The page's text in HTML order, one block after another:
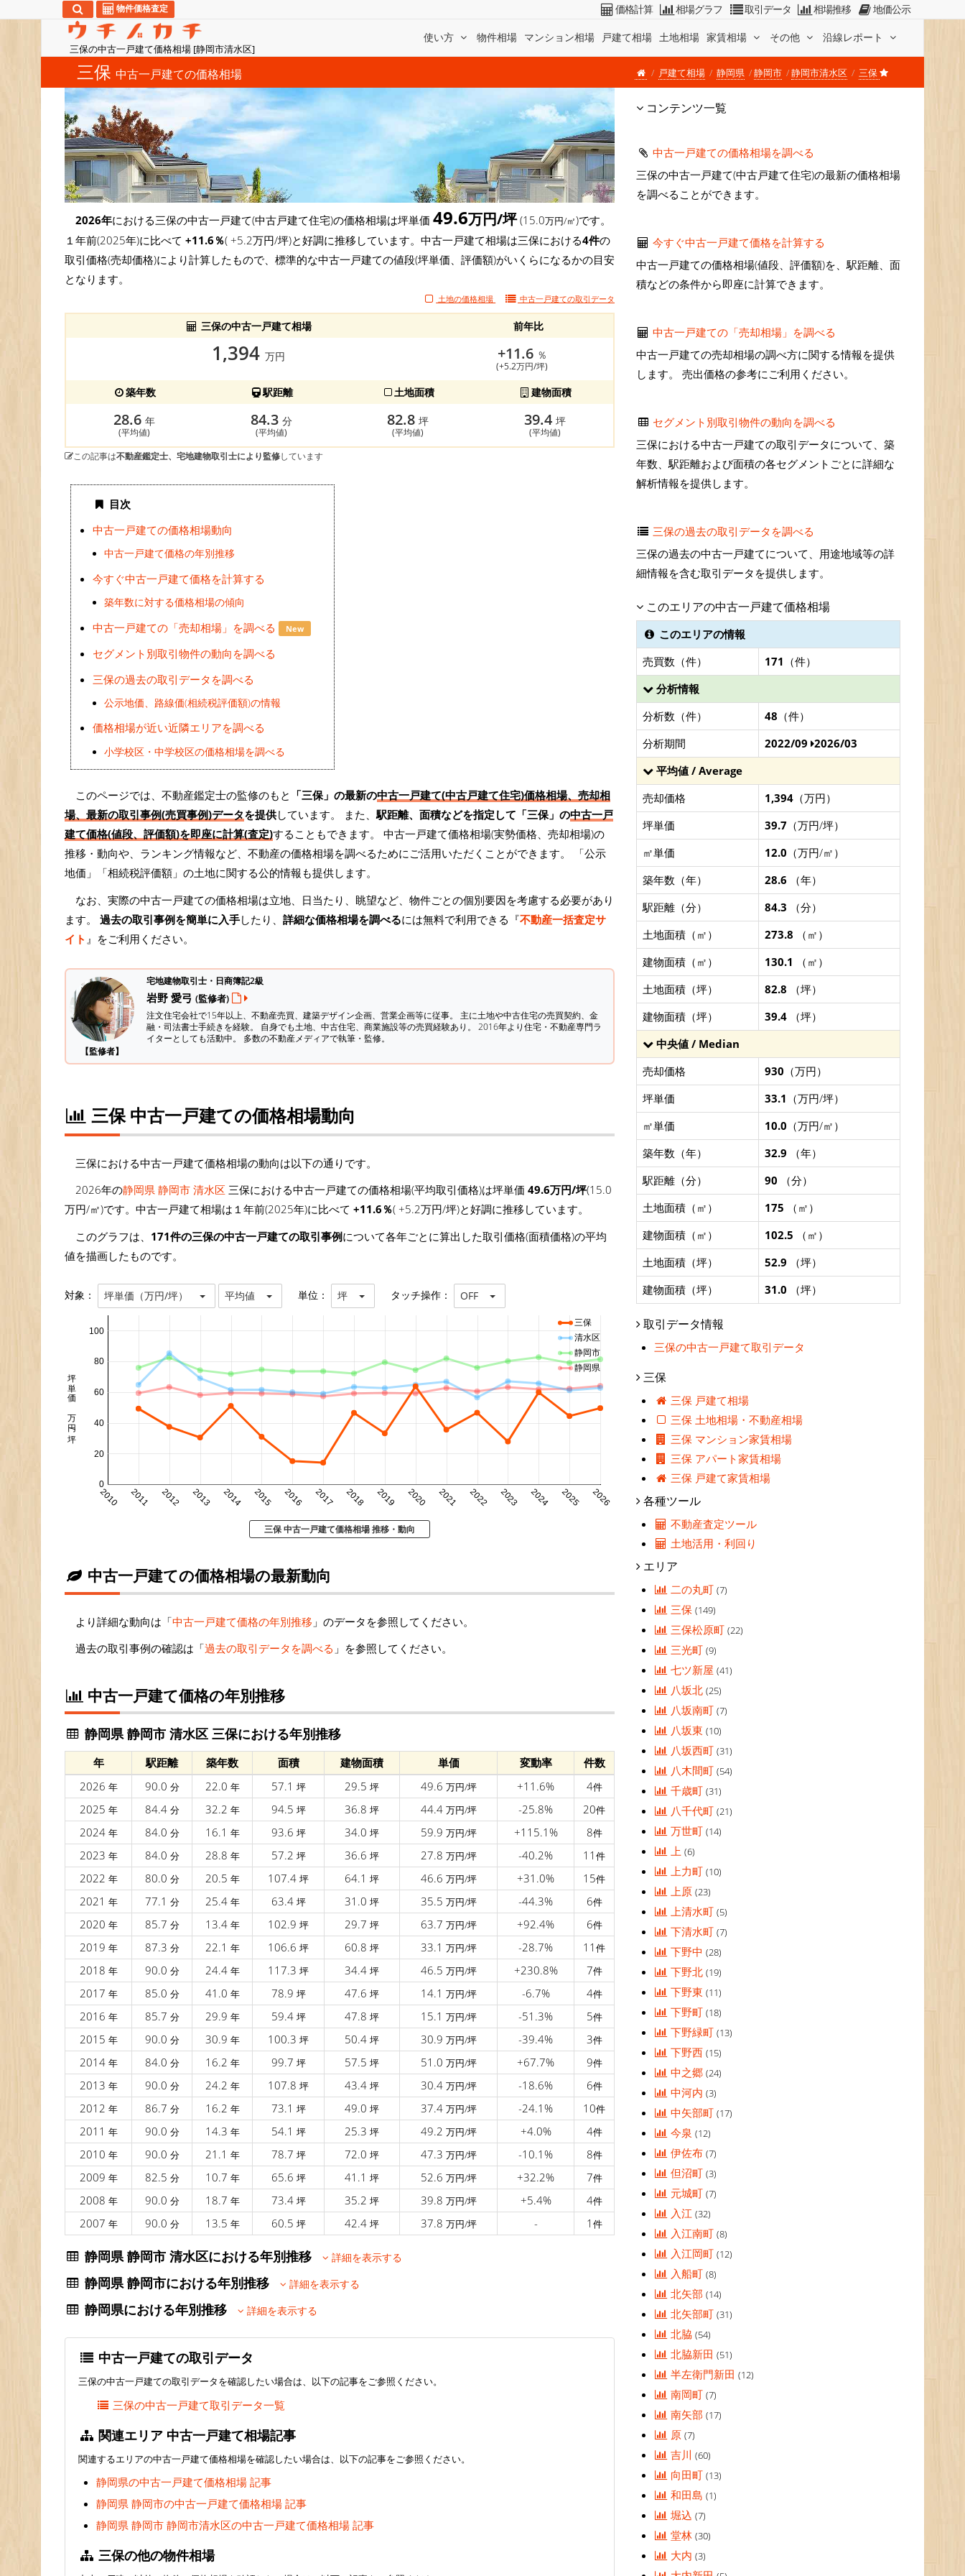
三保の中古一戸建て価格相場 [静岡市清水区]
使い方 物件相場 マンション相場 戸建て相場 土地相場 家賃相場 その他 沿線レポート
物件価格査定 価格計算 相場グラフ 取引データ 相場推移 地価公示
三保 中古一戸建ての価格相場 戸建て相場 静岡県 静岡市 静岡市清水区 三保
2026年における三保の中古一戸建て(中古戸建て住宅)の価格相場は坪単価 49.6万円/坪(15.0万円/㎡)です。
１年前(2025年)に比べて +11.6％( +5.2万円/坪)と好調に推移しています。中古一戸建て相場は三保における4件の
取引価格(売却価格)により計算したもので、標準的な中古一戸建ての値段(坪単価、評価額)がいくらになるかの目安
となります。
土地の価格相場 中古一戸建ての取引データ
三保の中古一戸建て相場 前年比
1,394 万円 +11.6 ％
(+5.2万円/坪)
築年数 駅距離 土地面積 建物面積
28.6年
(平均値)
84.3 分
(平均値)
82.8坪
(平均値)
39.4 坪
(平均値)
この記事は不動産鑑定士、宅地建物取引士により監修しています
目次
中古一戸建ての価格相場動向
中古一戸建て価格の年別推移
今すぐ中古一戸建て価格を計算する
築年数に対する価格相場の傾向
中古一戸建ての「売却相場」を調べる New
セグメント別取引物件の動向を調べる
三保の過去の取引データを調べる
公示地価、路線価(相続税評価額)の情報
価格相場が近い近隣エリアを調べる
小学校区・中学校区の価格相場を調べる
このページでは、不動産鑑定士の監修のもと 「三保」の最新の中古一戸建て(中古戸建て住宅)価格相場、売却相
場、最新の取引事例(売買事例)データを提供しています。 また、駅距離、面積などを指定して「三保」の中古一戸
建て価格(値段、評価額)を即座に計算(査定)することもできます。 中古一戸建て価格相場(実勢価格、売却相場)の
推移・動向や、ランキング情報など、不動産の価格相場を調べるためにご活用いただくことができます。
「公示
地価」「相続税評価額」の土地に関する公的情報も提供します。
なお、実際の中古一戸建ての価格相場は立地、日当たり、眺望など、物件ごとの個別要因を考慮する必要があり
ます。 過去の取引事例を簡単に入手したり、 詳細な価格相場を調べるには無料で利用できる『不動産一括査定サ
イト 』をご利用ください。
【監修者】
宅地建物取引士・日商簿記2級
岩野 愛弓 (監修者)
注文住宅会社で15年以上、不動産売買、建築デザイン企画、営業企画等に従事。 主に土地や中古住宅の売買契約、金
融・司法書士手続きを経験。 自身でも土地、中古住宅、商業施設等の売買経験あり。 2016年より住宅・不動産専門ラ
イターとしても活動中。 多数の不動産メディアで執筆・監修。
三保 中古一戸建ての価格相場動向
三保における中古一戸建て価格相場の動向は以下の通りです。
2026年の静岡県 静岡市 清水区 三保における中古一戸建ての価格相場(平均取引価格)は坪単価 49.6万円/坪(15.0
万円/㎡)です。中古一戸建て相場は１年前(2025年)に比べて +11.6％( +5.2万円/坪)と好調に推移しています。
このグラフは、 171件の三保の中古一戸建ての取引事例について各年ごとに算出した取引価格(面積価格)の平均
値を描画したものです。
対象： 坪単価（万円/坪） 平均値 単位： 坪 タッチ操作： OFF
2010 2011 2012 2013 2014 2015 2016 2017 2018 2019 2020 2021 2022 2023 2024 2025 2026
0
20
40
60
80
100
坪単価 万円/坪
三保
清水区
静岡市
静岡県
三保 中古一戸建て価格相場 推移・動向
中古一戸建ての価格相場の最新動向
より詳細な動向は「中古一戸建て価格の年別推移 」のデータを参照してください。
過去の取引事例の確認は「過去の取引データを調べる 」を参照してください。
中古一戸建て価格の年別推移
静岡県 静岡市 清水区 三保における年別推移
年 駅距離 築年数 面積 建物面積 単価 変動率
件数
2026 年 90.0 分 22.0 年 57.1 坪 29.5 坪 49.6 万円/坪 +11.6% 4件
2025 年 84.4 分 32.2 年 94.5 坪 36.8 坪 44.4 万円/坪 -25.8% 20件
2024 年 84.0 分 16.1 年 93.6 坪 34.0 坪 59.9 万円/坪 +115.1% 8件
2023 年 84.0 分 28.8 年 57.2 坪 36.6 坪 27.8 万円/坪 -40.2% 11 件
2022 年 80.0 分 20.5 年 107.4 坪 64.1 坪 46.6 万円/坪 +31.0% 15件
2021 年 77.1 分 25.4 年 63.4 坪 31.0 坪 35.5 万円/坪 -44.3% 6件
2020 年 85.7 分 13.4 年 102.9 坪 29.7 坪 63.7 万円/坪 +92.4% 6件
2019 年 87.3 分 22.1 年 106.6 坪 60.8 坪 33.1 万円/坪 -28.7% 11 件
2018 年 90.0 分 24.4 年 117.3 坪 34.4 坪 46.5 万円/坪 +230.8% 7件
2017 年 85.0 分 41.0 年 78.9 坪 47.6 坪 14.1 万円/坪 -6.7% 4件
2016 年 85.7 分 29.9 年 59.4 坪 47.8 坪 15.1 万円/坪 -51.3% 5件
2015 年 90.0 分 30.9 年 100.3 坪 50.4 坪 30.9 万円/坪 -39.4% 3件
2014 年 84.0 分 16.2 年 99.7 坪 57.5 坪 51.0 万円/坪 +67.7% 9件
2013 年 90.0 分 24.2 年 107.8 坪 43.4 坪 30.4 万円/坪 -18.6% 6件
2012 年 86.7 分 16.2 年 73.1 坪 49.0 坪 37.4 万円/坪 -24.1% 10件
2011 年 90.0 分 14.3 年 54.1 坪 25.3 坪 49.2 万円/坪 +4.0% 4件
2010 年 90.0 分 21.1 年 78.7 坪 72.0 坪 47.3 万円/坪 -10.1% 8件
2009 年 82.5 分 10.7 年 65.6 坪 41.1 坪 52.6 万円/坪 +32.2% 7件
2008 年 90.0 分 18.7 年 73.4 坪 35.2 坪 39.8 万円/坪 +5.4% 4件
2007 年 90.0 分 13.5 年 60.5 坪 42.4 坪 37.8 万円/坪 - 1 件
静岡県 静岡市 清水区における年別推移 詳細を表示する
静岡県 静岡市における年別推移 詳細を表示する
静岡県における年別推移 詳細を表示する
中古一戸建ての取引データ
三保の中古一戸建ての取引データを確認したい場合は、以下の記事をご参照ください。
三保の中古一戸建て取引データ一覧
関連エリア 中古一戸建て相場記事
関連するエリアの中古一戸建て価格相場を確認したい場合は、以下の記事をご参照ください。
静岡県の中古一戸建て価格相場 記事
静岡県 静岡市の中古一戸建て価格相場 記事
静岡県 静岡市 静岡市清水区の中古一戸建て価格相場 記事
三保の他の物件相場
コンテンツ一覧
中古一戸建ての価格相場を調べる
三保の中古一戸建て(中古戸建て住宅)の最新の価格相場
を調べることができます。
今すぐ中古一戸建て価格を計算する
中古一戸建ての価格相場(値段、評価額)を、駅距離、面
積などの条件から即座に計算できます。
中古一戸建ての「売却相場」を調べる
中古一戸建ての売却相場の調べ方に関する情報を提供
します。 売出価格の参考にご利用ください。
セグメント別取引物件の動向を調べる
三保における中古一戸建ての取引データについて、築
年数、駅距離および面積の各セグメントごとに詳細な
解析情報を提供します。
三保の過去の取引データを調べる
三保の過去の中古一戸建てについて、用途地域等の詳
細情報を含む取引データを提供します。
このエリアの中古一戸建て価格相場
このエリアの情報
売買数（件）
171 （件）
分析情報
分析数（件）
48 （件）
分析期間
2022/09 2026/03
平均値 / Average
売却価格
1,394 （万円）
坪単価
39.7 （万円/坪）
㎡単価
12.0 （万円/㎡）
築年数（年）
28.6 （年）
駅距離（分）
84.3 （分）
土地面積（㎡）
273.8 （㎡）
建物面積（㎡）
130.1 （㎡）
土地面積（坪）
82.8 （坪）
建物面積（坪）
39.4 （坪）
中央値 / Median
売却価格
930 （万円）
坪単価
33.1 （万円/坪）
㎡単価
10.0 （万円/㎡）
築年数（年）
32.9 （年）
駅距離（分）
90 （分）
土地面積（㎡）
175 （㎡）
建物面積（㎡）
102.5 （㎡）
土地面積（坪）
52.9 （坪）
建物面積（坪）
31.0 （坪）
取引データ情報
三保の中古一戸建て取引データ
三保
三保 戸建て相場
三保 土地相場・不動産相場
三保 マンション家賃相場
三保 アパート家賃相場
三保 戸建て家賃相場
各種ツール
不動産査定ツール
土地活用・利回り
エリア
二の丸町(7)
三保(149)
三保松原町(22)
三光町(9)
七ツ新屋(41)
八坂北(25)
八坂南町(7)
八坂東(10)
八坂西町(31)
八木間町(54)
千歳町(31)
八千代町(21)
万世町(14)
上(6)
上力町(10)
上原(23)
上清水町(5)
下清水町(7)
下野中(28)
下野北(19)
下野東(11)
下野町(18)
下野緑町(13)
下野西(15)
中之郷(24)
中河内(3)
中矢部町(17)
今泉(12)
伊佐布(7)
但沼町(3)
元城町(7)
入江(32)
入江南町(8)
入江岡町(12)
入船町(8)
北矢部(14)
北矢部町(31)
北脇(54)
北脇新田(51)
半左衛門新田(12)
南岡町(7)
南矢部(17)
原(7)
吉川(60)
向田町(13)
和田島(1)
堀込(7)
堂林(30)
大内(3)